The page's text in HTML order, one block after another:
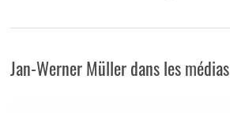
Jan-Werner Müller dans les médias